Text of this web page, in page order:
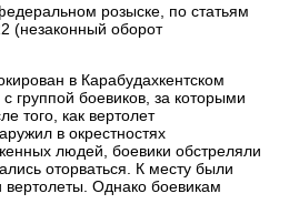
розыске, по статьям
(незаконный оборот
в Карабудахкентском
группой боевиков, за которыми
того, как вертолет
в окрестностях
людей, боевики обстреляли
оторваться. К месту были
Однако боевикам